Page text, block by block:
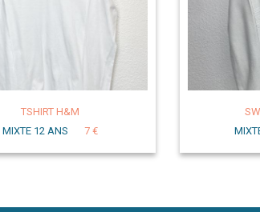
TSHIRT H&M
MIXTE 12 ANS
7 €